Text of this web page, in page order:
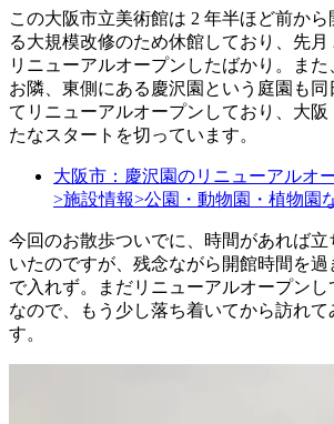
この大阪市立美術館は 2 年半ほど前か
る大規模改修のため休館しており、先月
リニューアルオープンしたばかり。ま
お隣、東側にある慶沢園という庭園も同
てリニューアルオープンしており、大
たなスタートを切っています。
大阪市：慶沢園のリニューアルオ
>施設情報>公園・動物園・植物園
今回のお散歩ついでに、時間があれば立
いたのですが、残念ながら開館時間を
で入れず。まだリニューアルオープン
なので、もう少し落ち着いてから訪れて
す。